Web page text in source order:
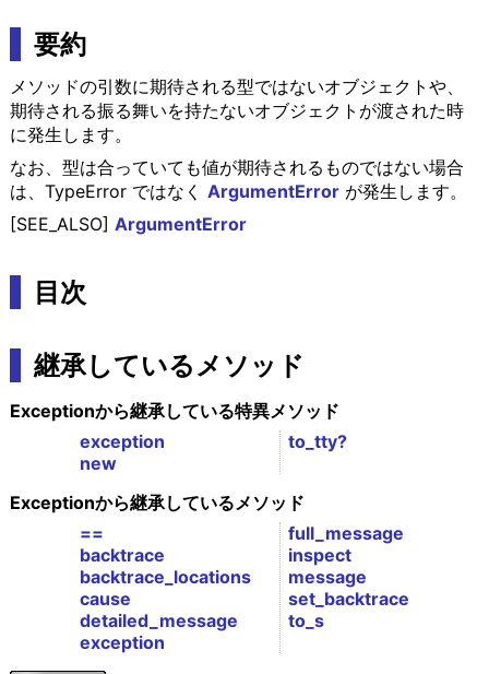
要約
メソッドの引数に期待される型ではないオブジェクトや、
期待される振る舞いを持たないオブジェクトが渡された時
に発生します。
なお、型は合っていても値が期待されるものではない場合
は、TypeError ではなく ArgumentErrorが発生します。
[SEE_ALSO] ArgumentError
目次
継承しているメソッド
Exceptionから継承している特異メソッド
exception
new
to_tty?
Exceptionから継承しているメソッド
==
backtrace
backtrace_locations
cause
detailed_message
exception
full_message
inspect
message
set_backtrace
to_s